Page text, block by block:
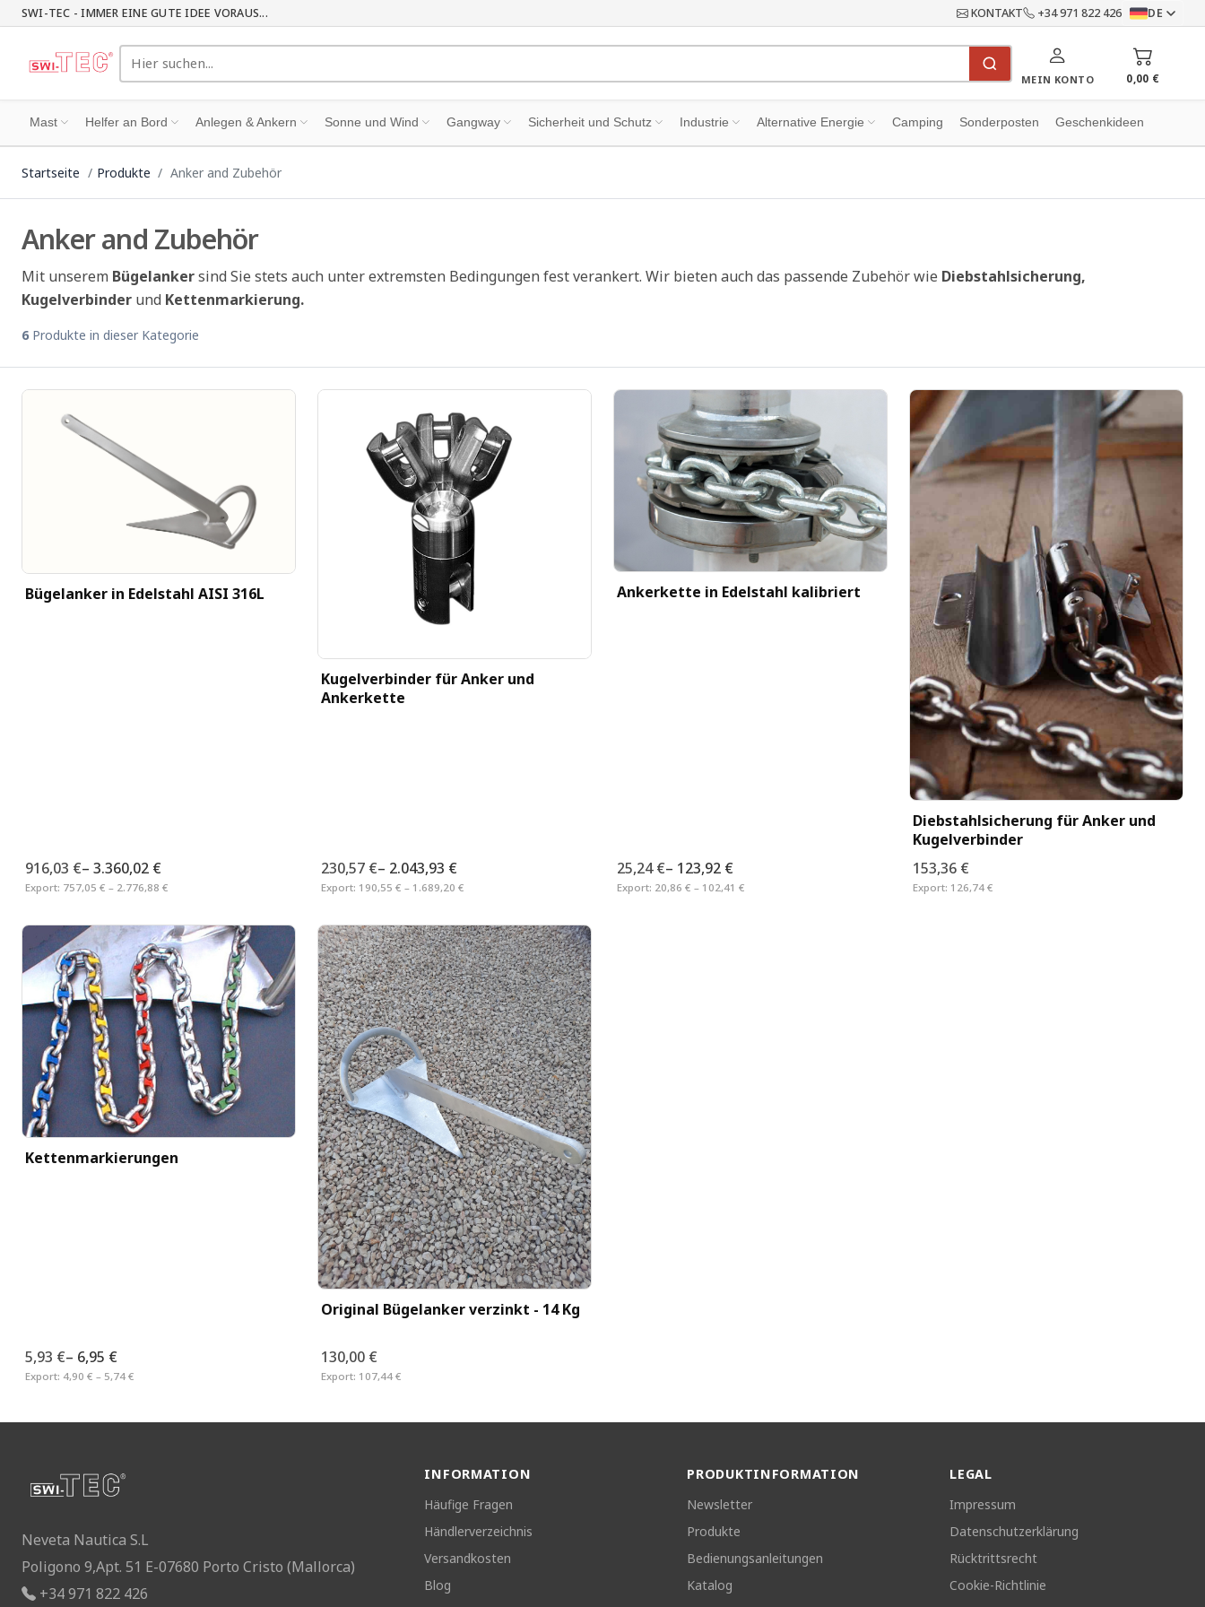
SWI-TEC - IMMER EINE GUTE IDEE VORAUS... KONTAKT +34 971 822 426 DE
MEIN KONTO 0,00 €
Mast Helfer an Bord Anlegen & Ankern Sonne und Wind Gangway Sicherheit und Schutz Industrie Alternative Energie Camping Sonderposten Geschenkideen
Startseite Produkte Anker and Zubehör
Anker and Zubehör
Mit unserem Bügelankersind Sie stets auch unter extremsten Bedingungen fest verankert. Wir bieten auch das passende Zubehör wie Diebstahlsicherung,
Kugelverbinder und Kettenmarkierung.
6 Produkte in dieser Kategorie
Bügelanker in Edelstahl AISI 316L
916,03 €– 3.360,02 €
Export: 757,05 € – 2.776,88 €
Kugelverbinder für Anker und
Ankerkette
230,57 €– 2.043,93 €
Export: 190,55 € – 1.689,20 €
Ankerkette in Edelstahl kalibriert
25,24 €– 123,92 €
Export: 20,86 € – 102,41 €
Diebstahlsicherung für Anker und
Kugelverbinder
153,36 €
Export: 126,74 €
Kettenmarkierungen
5,93 €– 6,95 €
Export: 4,90 € – 5,74 €
Original Bügelanker verzinkt - 14 Kg
130,00 €
Export: 107,44 €
Neveta Nautica S.L
Poligono 9,Apt. 51 E-07680 Porto Cristo (Mallorca)
+34 971 822 426
INFORMATION
Häufige Fragen
Händlerverzeichnis
Versandkosten
Blog
PRODUKTINFORMATION
Newsletter
Produkte
Bedienungsanleitungen
Katalog
LEGAL
Impressum
Datenschutzerklärung
Rücktrittsrecht
Cookie-Richtlinie